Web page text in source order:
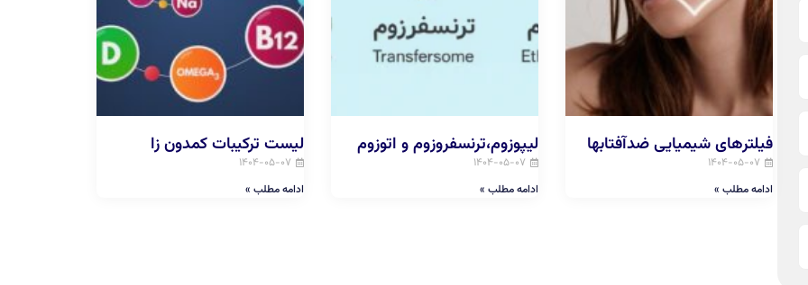
فیلترهای شیمیایی ضدآفتابها
۱۴۰۴-۰۵-۰۷
ادامه مطلب »
لیپوزوم،ترنسفروزوم و اتوزوم
۱۴۰۴-۰۵-۰۷
ادامه مطلب »
لیست ترکیبات کمدون زا
۱۴۰۴-۰۵-۰۷
ادامه مطلب »